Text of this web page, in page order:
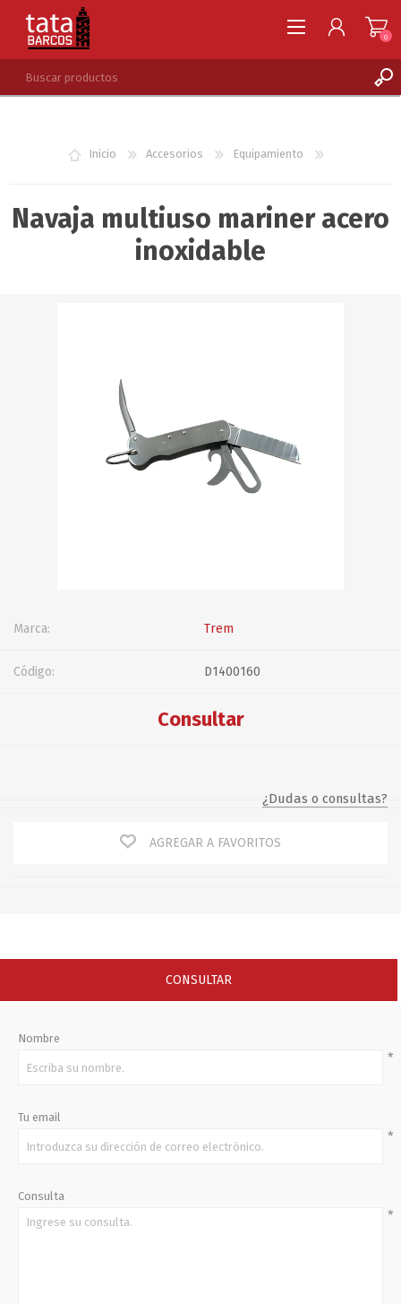
LISTA DE DESEOS
0
Inicio Accesorios Equipamiento
Navaja multiuso mariner acero
inoxidable
Marca: Trem
Código: D1400160
Consultar
¿Dudas o consultas?
AGREGAR A FAVORITOS
CONSULTAR
Nombre
*
Tu email
*
Consulta
*